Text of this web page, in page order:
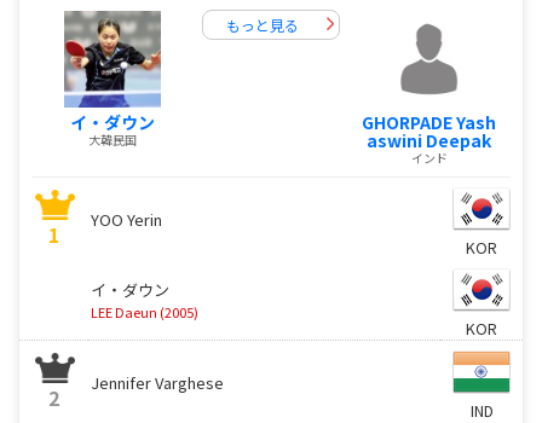
イ・ダウン
大韓民国
もっと見る
GHORPADE Yash
aswini Deepak
インド
1
YOO Yerin
KOR
イ・ダウン
LEE Daeun (2005)
KOR
2
Jennifer Varghese
IND